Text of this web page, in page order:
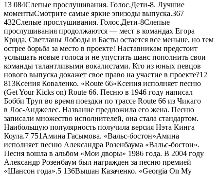
13 084Слепые прослушивания. Голос.Дети-8. Лучшие
моментыСмотрите самые яркие эпизоды выпуска.367
432Слепые прослушивания. Голос.Дети-8Слепые
прослушивания продолжаются — мест в командах Егора
Крида, Светланы Лободы и Басты остается все меньше, но тем
острее борьба за место в проекте! Наставникам предстоит
услышать новые голоса и не упустить шанс пополнить свои
команды талантливыми вокалистами. Кто из юных певцов
нового выпуска докажет свое право на участие в проекте?12
813Ксения Коваленко. «Route 66»Ксения исполняет песню
(Get Your Kicks on) Route 66. Песню в 1946 году написал
Бобби Труп во время поездки по трассе Route 66 из Чикаго
в Лос-Анджелес. Название предложила его жена. Песню
записали множество исполнителей, она стала стандартом.
Наибольшую популярность получила версия Нэта Кинга
Коула.7 751 Амина Гасымова. «Вальс-бостон»Амина
исполняет песню Александра Розенбаума «Вальс-бостон».
Песня вошла в альбом «Мои дворы» 1986 года. В 2004 году
Александр Розенбаум был награжден за песню премией
«Шансон года».5 136Вышан Казаченко. «Georgia On My